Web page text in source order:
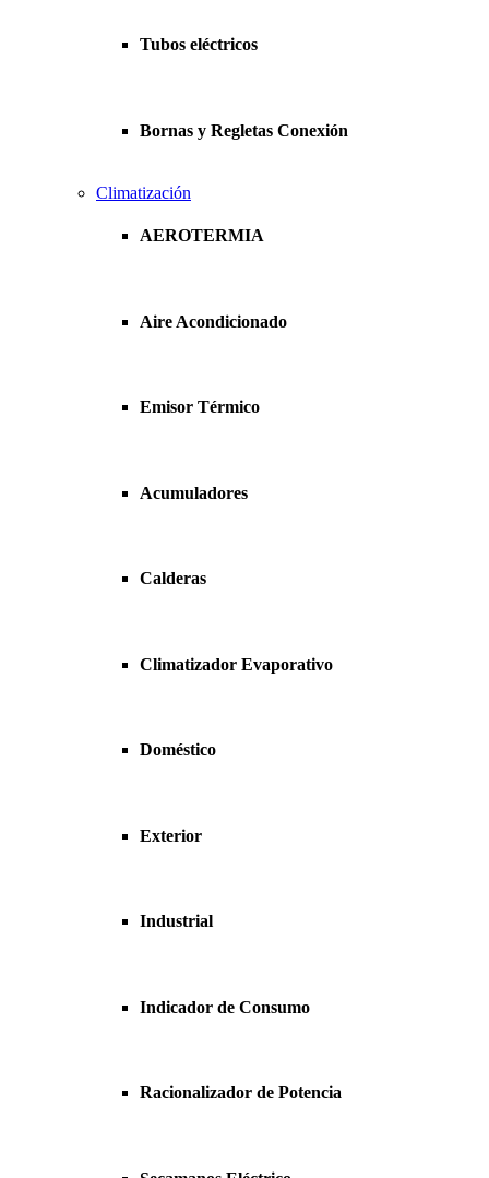
Tubos eléctricos
Bornas y Regletas Conexión
Climatización
AEROTERMIA
Aire Acondicionado
Emisor Térmico
Acumuladores
Calderas
Climatizador Evaporativo
Doméstico
Exterior
Industrial
Indicador de Consumo
Racionalizador de Potencia